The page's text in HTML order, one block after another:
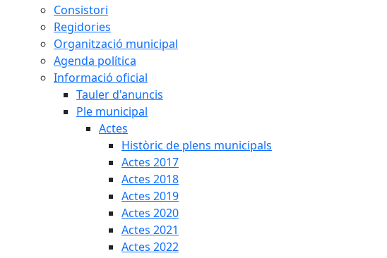
Consistori
Regidories
Organització municipal
Agenda política
Informació oficial
Tauler d'anuncis
Ple municipal
Actes
Històric de plens municipals
Actes 2017
Actes 2018
Actes 2019
Actes 2020
Actes 2021
Actes 2022